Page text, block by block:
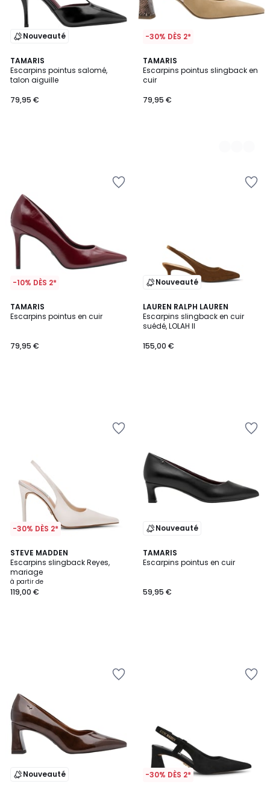
Nouveauté
TAMARIS
Escarpins pointus salomé,
talon aiguille
79,95 €
-30% DÈS 2*
TAMARIS
Escarpins pointus slingback en
cuir
79,95 €
2
Couleurs
-10% DÈS 2*
TAMARIS
Escarpins pointus en cuir
79,95 €
Nouveauté
LAUREN RALPH LAUREN
Escarpins slingback en cuir
suédé, LOLAH II
155,00 €
-30% DÈS 2*
STEVE MADDEN
Escarpins slingback Reyes,
mariage
à partir de
119,00 €
Nouveauté
TAMARIS
Escarpins pointus en cuir
59,95 €
Nouveauté -30% DÈS 2*